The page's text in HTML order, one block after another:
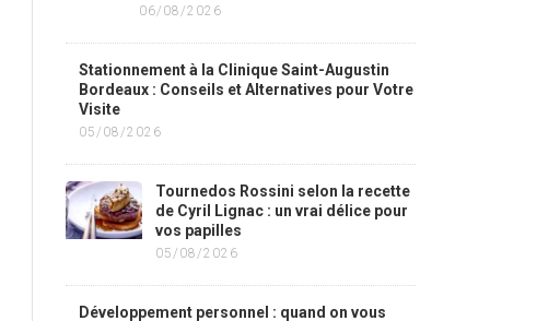
06/08/2026
Stationnement à la Clinique Saint-Augustin
Bordeaux : Conseils et Alternatives pour Votre
Visite
05/08/2026
Tournedos Rossini selon la recette
de Cyril Lignac : un vrai délice pour
vos papilles
05/08/2026
Développement personnel : quand on vous